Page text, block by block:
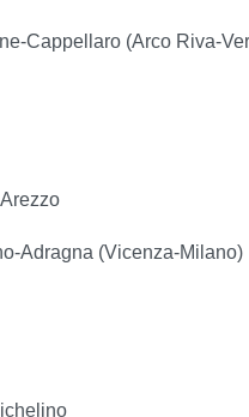
Cappellaro (Arco Riva-
Adragna (Vicenza-Milano)